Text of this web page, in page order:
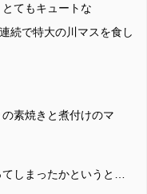
てもキュートな
続で特大の川マスを食し
素焼きと煮付けのマ
しまったかというと…